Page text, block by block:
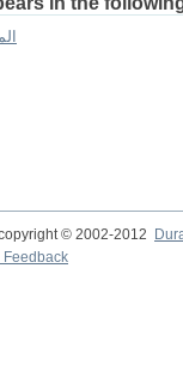
© 2002-2012
Feedback